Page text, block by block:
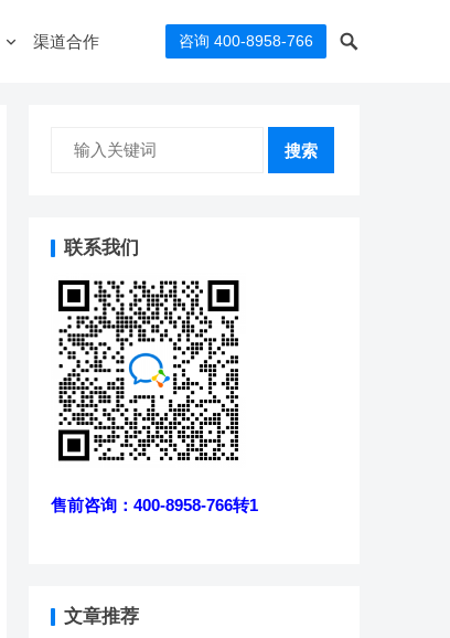
渠道合作 咨询 400-8958-766
搜索
联系我们
售前咨询：400-8958-766转1
文章推荐